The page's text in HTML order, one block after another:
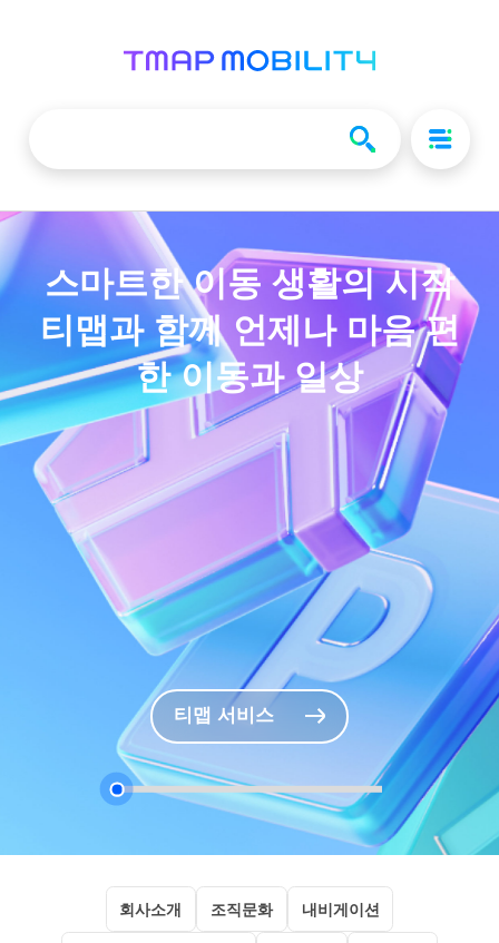
스마트한 이동 생활의 시작
티맵과 함께 언제나 마음 편
한 이동과 일상
티맵 서비스
회사소개 조직문화 내비게이션